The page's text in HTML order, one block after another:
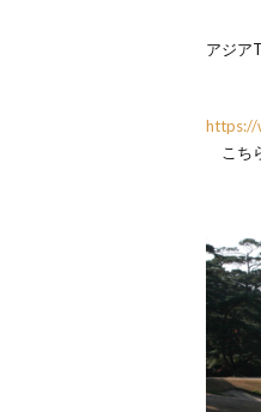
アジア
https://
こち